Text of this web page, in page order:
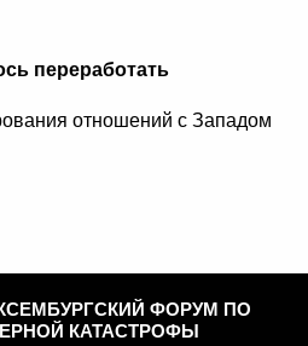
переработать
отношений с Западом
ФОРУМ ПО
КАТАСТРОФЫ